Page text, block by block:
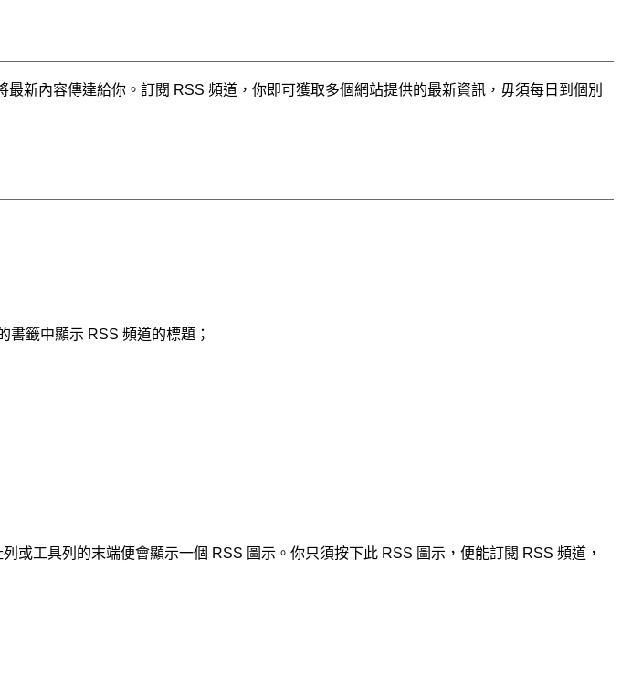
新內容傳達給你。訂閱 RSS 頻道，你即可獲取多個網站提供的最新資訊，毋須每日到個別
籤中顯示 RSS 頻道的標題；
工具列的末端便會顯示一個 RSS 圖示。你只須按下此 RSS 圖示，便能訂閱 RSS 頻道，